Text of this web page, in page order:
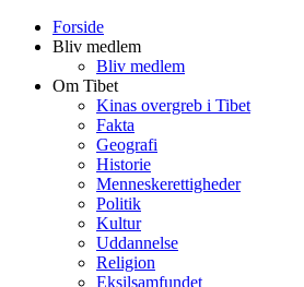
Forside
Bliv medlem
Bliv medlem
Om Tibet
Kinas overgreb i Tibet
Fakta
Geografi
Historie
Menneskerettigheder
Politik
Kultur
Uddannelse
Religion
Eksilsamfundet